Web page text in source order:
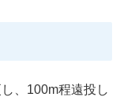
、100m程遠投し